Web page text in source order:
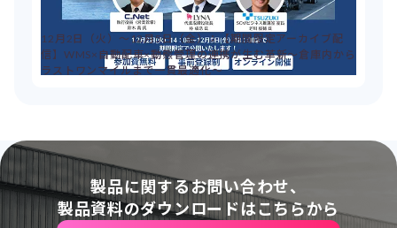
12月2日（火）～12月5日（金）：【期間限定アーカイブ配
信】WMS×自動配車×動態管理の連携が生む革新～倉庫内から
ラストワンマイルまで一貫最適化～
製品に関するお問い合わせ、
製品資料のダウンロードはこちらから